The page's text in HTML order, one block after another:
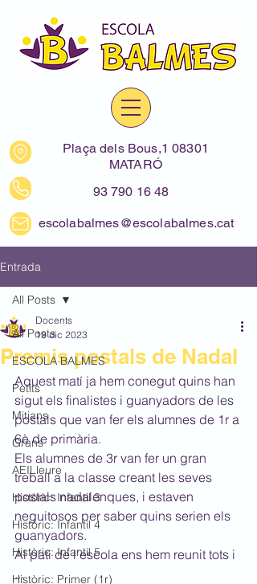
Plaça dels Bous,1 08301
MATARÓ
93 790 16 48
escolabalmes@escolabalmes.cat
Entrada
All Posts
ESCOLA BALMES
Petits
Mitjans
Grans
AEILleure
Històric: Infantil 3
Històric: Infantil 4
Històric: Infantil 5
Històric: Primer (1r)
All Posts
Premis postals de Nadal
Docents
19 dic 2023
Aquest matí ja hem conegut quins han
sigut els finalistes i guanyadors de les
postals que van fer els alumnes de 1r a
6è de primària.
Els alumnes de 3r van fer un gran
treball a la classe creant les seves
postals nadalenques, i estaven
neguitosos per saber quins serien els
guanyadors.
Al pati de l'escola ens hem reunit tots i
...